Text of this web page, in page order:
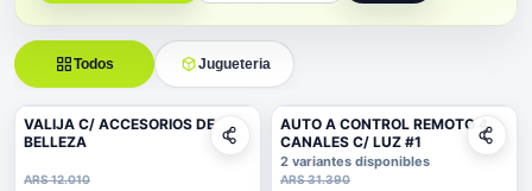
Todos Jugueteria
VALIJA C/ ACCESORIOS DE
BELLEZA
ARS 12.010
AUTO A CONTROL REMOTO 4
CANALES C/ LUZ #1
2 variantes disponibles
ARS 31.390